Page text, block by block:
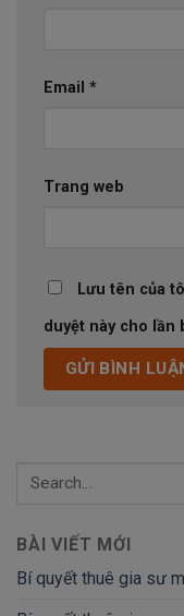
Email *
Trang web
Lưu tên của
duyệt này cho lần
BÀI VIẾT MỚI
Bí quyết thuê gia sư